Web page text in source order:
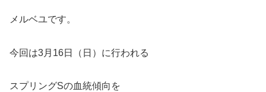
メルベユです。
今回は3月16日（日）に行われる
スプリングSの血統傾向を